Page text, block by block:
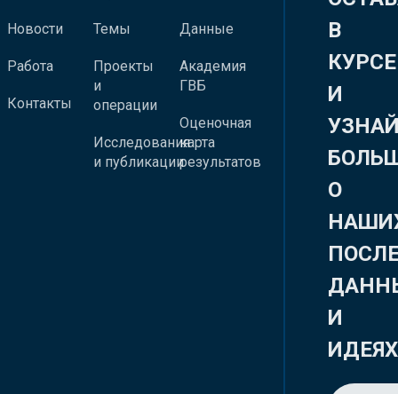
Новости
Работа
Контакты
Темы
Проекты
и
операции
Исследования
и публикации
Данные
Академия
ГВБ
Оценочная
карта
результатов
В
КУРСЕ
И
О
И
ИДЕЯХ